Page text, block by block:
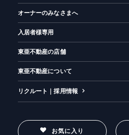
オーナーのみなさまへ
入居者様専用
東亜不動産の店舗
東亜不動産について
リクルート｜採用情報
お気に入り